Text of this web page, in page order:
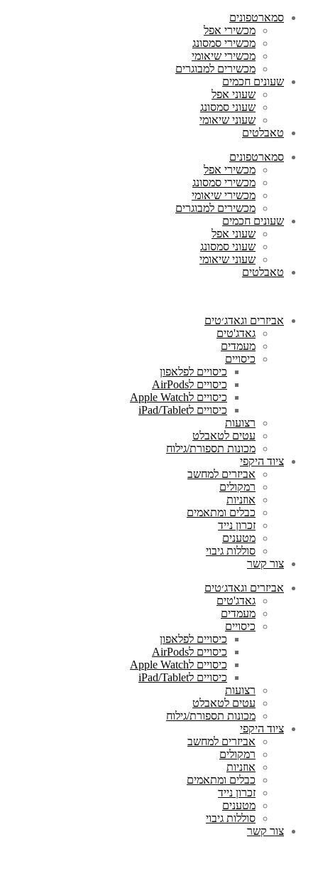
סמארטפונים
מכשירי אפל
מכשירי סמסונג
מכשירי שיאומי
מכשירים למבוגרים
שעונים חכמים
שעוני אפל
שעוני סמסונג
שעוני שיאומי
טאבלטים
סמארטפונים
מכשירי אפל
מכשירי סמסונג
מכשירי שיאומי
מכשירים למבוגרים
שעונים חכמים
שעוני אפל
שעוני סמסונג
שעוני שיאומי
טאבלטים
אביזרים וגאדג׳טים
גאדג'טים
מעמדים
כיסויים
כיסויים לפלאפון
כיסויים לAirPods
כיסויים לApple Watch
כיסויים לiPad/Tablet
רצועות
עטים לטאבלט
מכונות תספורת/גילוח
ציוד היקפי
אביזרים למחשב
רמקולים
אוזניות
כבלים ומתאמים
זכרון נייד
מטענים
סוללות גיבוי
צור קשר
אביזרים וגאדג׳טים
גאדג'טים
מעמדים
כיסויים
כיסויים לפלאפון
כיסויים לAirPods
כיסויים לApple Watch
כיסויים לiPad/Tablet
רצועות
עטים לטאבלט
מכונות תספורת/גילוח
ציוד היקפי
אביזרים למחשב
רמקולים
אוזניות
כבלים ומתאמים
זכרון נייד
מטענים
סוללות גיבוי
צור קשר